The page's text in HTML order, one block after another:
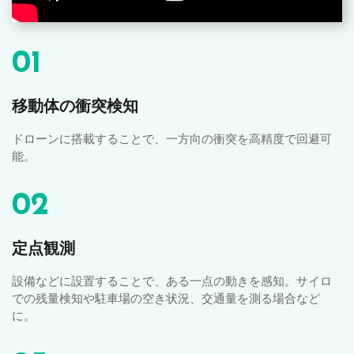
01
移動体の衝突検知
ドローンに搭載することで、一方向の衝突を高精度で回避可
能。
02
定点観測
設備などに設置することで、ある一点の動きを感知。サイロ
での残量検知や駐車場の空き状況、交通量を測る場合など
に。